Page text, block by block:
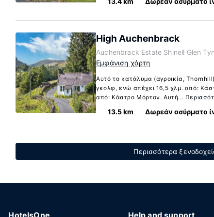
High Auchenbrack
Auchenbrack Estate Shinell Glen
Εμφάνιση χάρτη
Αυτό το κατάλυμα (αγροικία,
γκολφ, ενώ απέχει 16,5 χλμ. από:
από: Κάστρο Μόρτον. Αυτή...
13.5 km Δωρεάν ασύρματο
Περισσότερα
HotelsOne Help and support